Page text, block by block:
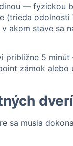
— fyzickou
(trieda odolnosti
akom stave sa
približne 5
zámok alebo
sa musia